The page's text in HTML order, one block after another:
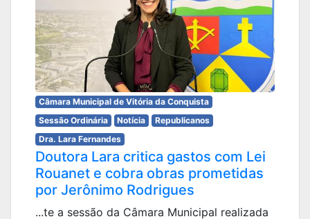
Câmara Municipal de Vitória da Conquista
Sessão Ordinária
Notícia
Republicanos
Dra. Lara Fernandes
Doutora Lara critica gastos com Lei
Rouanet e cobra obras prometidas
por Jerônimo Rodrigues
...te a sessão da Câmara Municipal realizada